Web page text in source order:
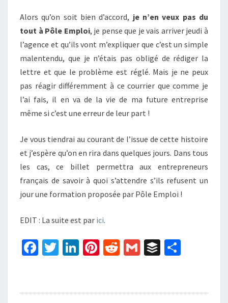
Alors qu’on soit bien d’accord, je n’en veux pas du
tout à Pôle Emploi, je pense que je vais arriver jeudi à
l’agence et qu’ils vont m’expliquer que c’est un simple
malentendu, que je n’étais pas obligé de rédiger la
lettre et que le problème est réglé. Mais je ne peux
pas réagir différemment à ce courrier que comme je
l’ai fais, il en va de la vie de ma future entreprise
même si c’est une erreur de leur part !
Je vous tiendrai au courant de l’issue de cette histoire
et j’espère qu’on en rira dans quelques jours. Dans tous
les cas, ce billet permettra aux entrepreneurs
français de savoir à quoi s’attendre s’ils refusent un
jour une formation proposée par Pôle Emploi !
EDIT : La suite est par ici.
Fa
o
T
er
Li
dI
Pi
es
R
di
G
l
B
er ge